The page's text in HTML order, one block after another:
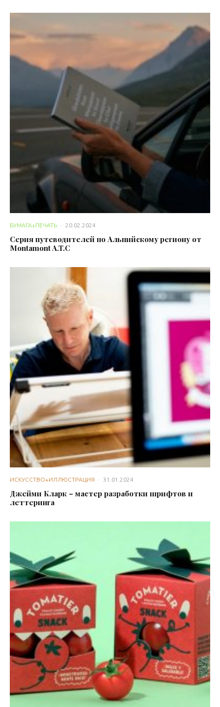
БУМАГА+ПЕЧАТЬ · 20.02.2024
Серия путеводителей по Альпийскому региону от
Montamont A.T.C
ИСКУССТВО+ИЛЛЮСТРАЦИЯ · 31.01.2024
Джейми Кларк – мастер разработки шрифтов и
леттеринга